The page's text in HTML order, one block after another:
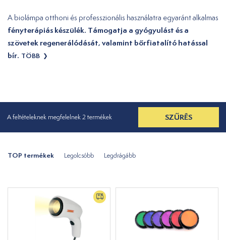
A biolámpa otthoni és professzionális használatra egyaránt alkalmas
fényterápiás készülék. Támogatja a gyógyulást és a
szövetek regenerálódását, valamint bőrfiatalító hatással
bír. TÖBB
A feltételeknek megfelelnek 2 termékek SZŰRÉS
TOP termékek Legolcsóbb Legdrágább